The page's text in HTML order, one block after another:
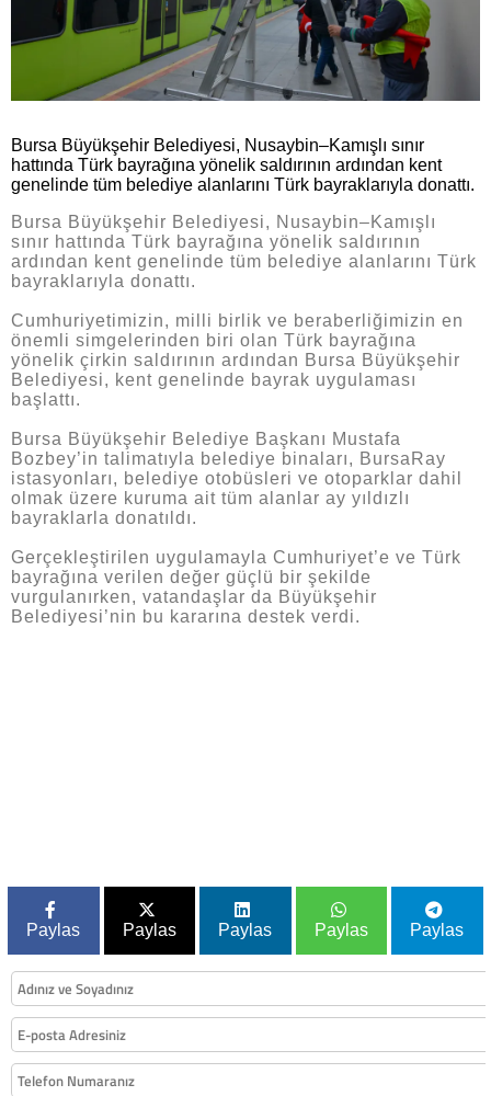
Bursa Büyükşehir Belediyesi, Nusaybin–Kamışlı sınır
hattında Türk bayrağına yönelik saldırının ardından kent
genelinde tüm belediye alanlarını Türk bayraklarıyla donattı.
Bursa Büyükşehir Belediyesi, Nusaybin–Kamışlı
sınır hattında Türk bayrağına yönelik saldırının
ardından kent genelinde tüm belediye alanlarını Türk
bayraklarıyla donattı.
Cumhuriyetimizin, milli birlik ve beraberliğimizin en
önemli simgelerinden biri olan Türk bayrağına
yönelik çirkin saldırının ardından Bursa Büyükşehir
Belediyesi, kent genelinde bayrak uygulaması
başlattı.
Bursa Büyükşehir Belediye Başkanı Mustafa
Bozbey’in talimatıyla belediye binaları, BursaRay
istasyonları, belediye otobüsleri ve otoparklar dahil
olmak üzere kuruma ait tüm alanlar ay yıldızlı
bayraklarla donatıldı.
Gerçekleştirilen uygulamayla Cumhuriyet’e ve Türk
bayrağına verilen değer güçlü bir şekilde
vurgulanırken, vatandaşlar da Büyükşehir
Belediyesi’nin bu kararına destek verdi.
Paylas Paylas Paylas Paylas Paylas